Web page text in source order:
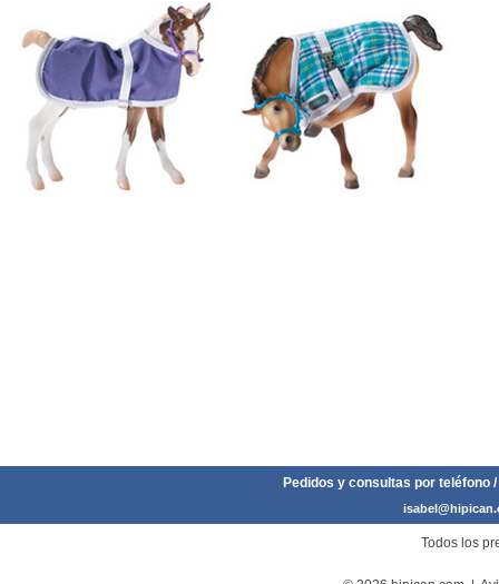
Pedidos y consultas por teléfono
Todos los